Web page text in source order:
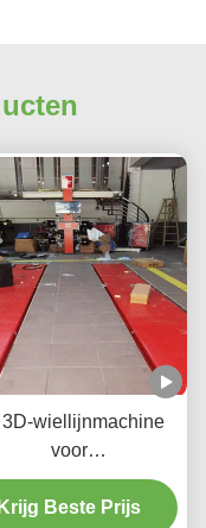
wiellijnmachine
voor
Krijg Beste Prijs